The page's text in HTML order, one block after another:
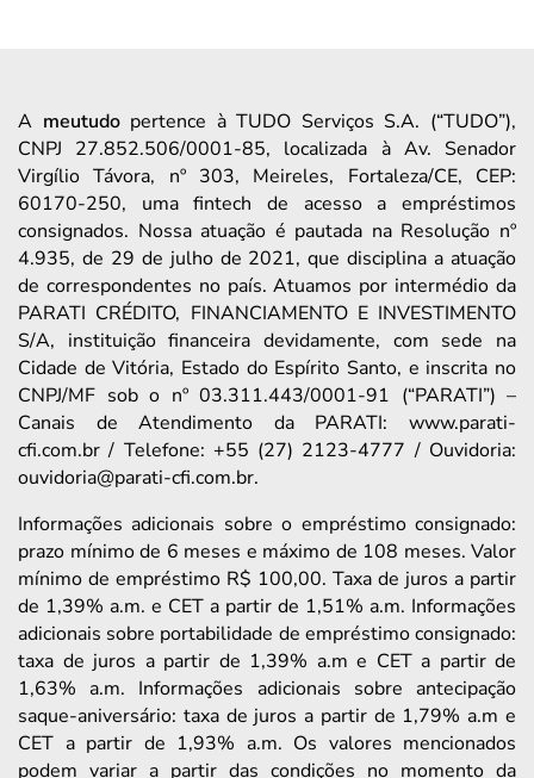
A meutudopertence à TUDO Serviços S.A. (“TUDO”),
CNPJ 27.852.506/0001-85, localizada à Av. Senador
Virgílio Távora, nº 303, Meireles, Fortaleza/CE, CEP:
60170-250, uma fintech de acesso a empréstimos
consignados. Nossa atuação é pautada na Resolução nº
4.935, de 29 de julho de 2021, que disciplina a atuação
de correspondentes no país. Atuamos por intermédio da
PARATI CRÉDITO, FINANCIAMENTO E INVESTIMENTO
S/A, instituição financeira devidamente, com sede na
Cidade de Vitória, Estado do Espírito Santo, e inscrita no
CNPJ/MF sob o nº 03.311.443/0001-91 (“PARATI”) –
Canais de Atendimento da PARATI: www.parati-
cfi.com.br / Telefone: +55 (27) 2123-4777 / Ouvidoria:
ouvidoria@parati-cfi.com.br.
Informações adicionais sobre o empréstimo consignado:
prazo mínimo de 6 meses e máximo de 108 meses. Valor
mínimo de empréstimo R$ 100,00. Taxa de juros a partir
de 1,39% a.m. e CET a partir de 1,51% a.m. Informações
adicionais sobre portabilidade de empréstimo consignado:
taxa de juros a partir de 1,39% a.m e CET a partir de
1,63% a.m. Informações adicionais sobre antecipação
saque-aniversário: taxa de juros a partir de 1,79% a.m e
CET a partir de 1,93% a.m. Os valores mencionados
podem variar a partir das condições no momento da